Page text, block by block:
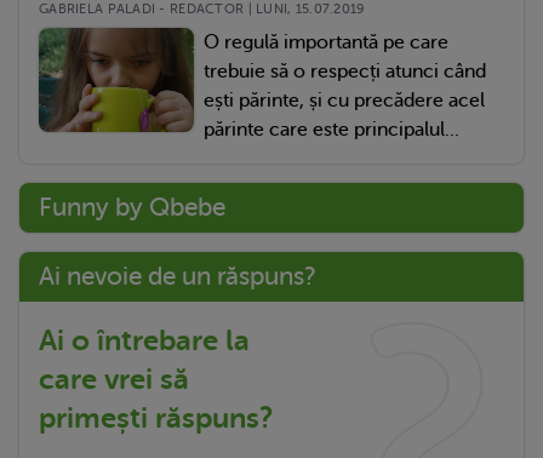
GABRIELA PALADI - REDACTOR | LUNI, 15.07.2019
O regulă importantă pe care
trebuie să o respecți atunci când
ești părinte, și cu precădere acel
părinte care este principalul...
Funny by Qbebe
Ai nevoie de un răspuns?
Ai o întrebare la
care vrei să
primești răspuns?